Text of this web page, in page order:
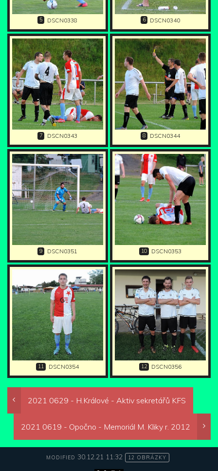
5 DSCN0338 6 DSCN0340
7 DSCN0343 8 DSCN0344
9 DSCN0351 10 DSCN0353
11 DSCN0354 12 DSCN0356
2021 0629 - H.Králové - Aktiv sekretářů KFS
2021 0619 - Opočno - Memoriál M. Kliky r. 2012
MODIFIED 30.12.21 11:32 12 OBRÁZKY